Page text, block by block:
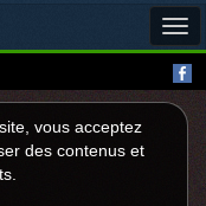
vous acceptez
des contenus et